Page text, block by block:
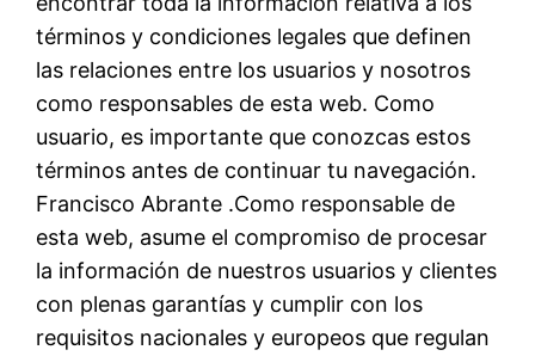
términos y condiciones legales que definen
las relaciones entre los usuarios y nosotros
como responsables de esta web. Como
usuario, es importante que conozcas estos
términos antes de continuar tu navegación.
Francisco Abrante .Como responsable de
esta web, asume el compromiso de procesar
la información de nuestros usuarios y clientes
con plenas garantías y cumplir con los
requisitos nacionales y europeos que regulan